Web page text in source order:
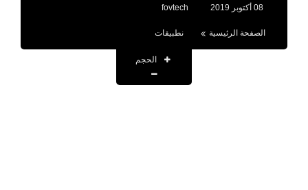
برامج كمبيوتر
08 أكتوبر 2019 fovtech
الصفحة الرئيسية نطبيقات
الحجم